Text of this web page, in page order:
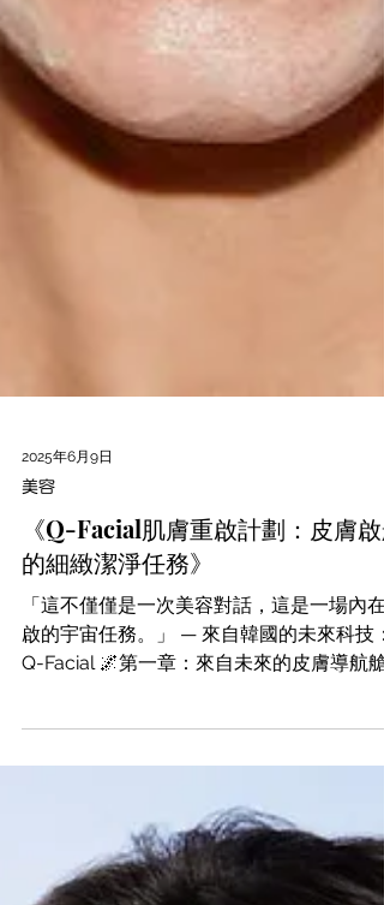
2025年6月9日
美容
《Q-Facial肌膚重啟計劃：皮膚啟
的細緻潔淨任務》
「這不僅僅是一次美容對話，這是一場內在
啟的宇宙任務。」 — 來自韓國的未來科技：
－Q-Facial是甚麼？ 你沒有幻想過，如果皮
膚可以坐上太空船，來一次修復與再生的星